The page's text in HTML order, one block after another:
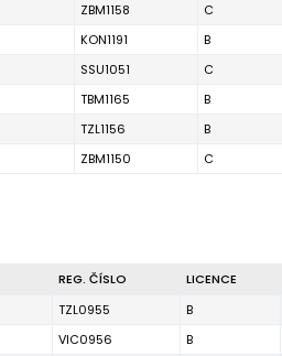
ZBM1158 C
KON1191 B
SSU1051 C
TBM1165 B
TZL1156 B
ZBM1150 C
REG. ČÍSLO LICENCE
TZL0955 B
VIC0956 B